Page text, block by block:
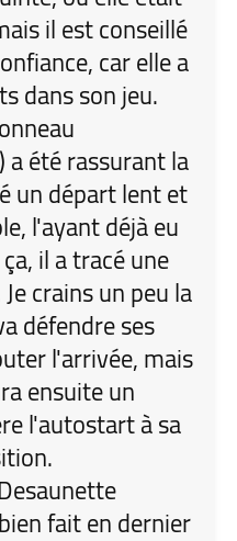
il est conseillé
car elle a
dans son jeu.
a été rassurant la
un départ lent et
l'ayant déjà eu
il a tracé une
crains un peu la
défendre ses
l'arrivée, mais
ensuite un
l'autostart à sa
fait en dernier